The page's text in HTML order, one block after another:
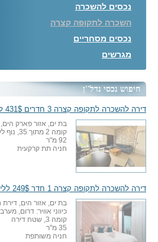
נכסים להשכרה
השכרה לתקופה קצרה
נכסים מסחריים
מגרשים
חיפוש נכסי נדל''ן
דירה להשכרה לתקופה קצרה 3 חדרים 431$ ללילה
בת ים, אזור פארק הים, 2 חדרי שינה + סלון
קומה 2 מתוך 35, נוף לעיר, שטח דירה
92 מ"ר
חניה תת קרקעית
דירה להשכרה לתקופה קצרה 1 חדר 249$ ללילה
בת ים, אזור הים, דירת
כיווני אוויר: דרום, מערב
קומה 3, שטח דירה
35 מ"ר
חניה משותפת